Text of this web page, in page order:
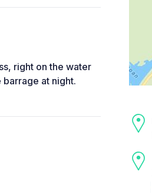
right on the water
at night.